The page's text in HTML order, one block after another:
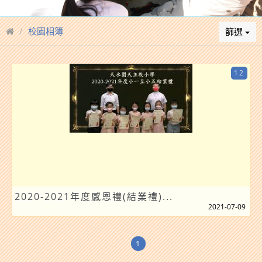
校園相簿 篩選
2020-2021年度感恩禮(結業禮)...
12
2021-07-09
1